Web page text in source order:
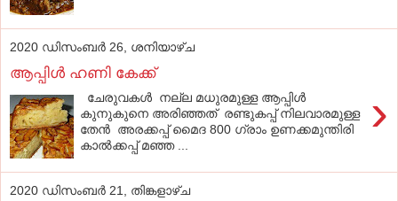
2020 ഡിസംബർ 26, ശനിയാഴ്‌ച
ആപ്പിള്‍ ഹണി കേക്ക്
›
ചേരുവകൾ നല്ല മധുരമുള്ള ആപ്പിള്‍
കുനുകുനെ അരിഞ്ഞത് രണ്ടുകപ്പ് നിലവാരമുള്ള
തേന്‍ അരക്കപ്പ് മൈദ 800 ഗ്രാം ഉണക്കമുന്തിരി
കാല്‍ക്കപ്പ് മഞ്ഞ ...
2020 ഡിസംബർ 21, തിങ്കളാഴ്‌ച